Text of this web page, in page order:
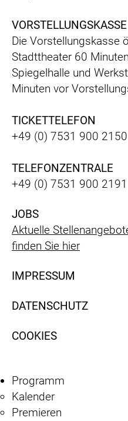
VORSTELLUNGSKASSE
Die Vorstellungskasse
Stadttheater 60
Spiegelhalle und
Minuten vor
TICKETTELEFON
+49 (0) 7531 900 2150
TELEFONZENTRALE
+49 (0) 7531 900 2191
JOBS
Aktuelle
finden Sie hier
IMPRESSUM
DATENSCHUTZ
COOKIES
Programm
Kalender
Premieren